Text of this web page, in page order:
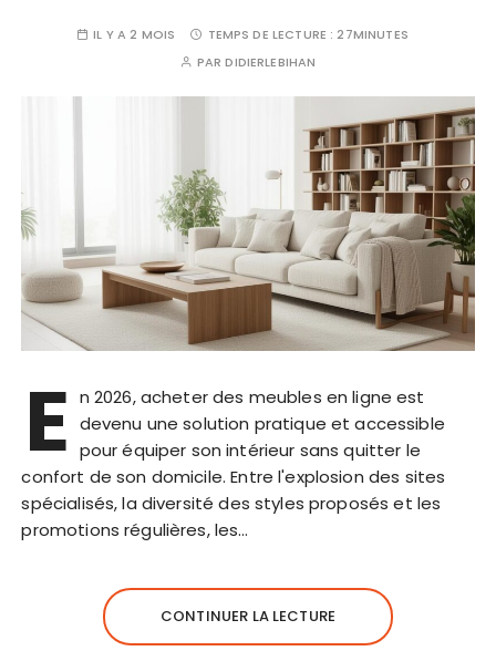
IL Y A 2 MOIS TEMPS DE LECTURE :27MINUTES
PARDIDIERLEBIHAN
E n 2026, acheter des meubles en ligne est
devenu une solution pratique et accessible
pour équiper son intérieur sans quitter le
confort de son domicile. Entre l'explosion des sites
spécialisés, la diversité des styles proposés et les
promotions régulières, les…
CONTINUER LA LECTURE